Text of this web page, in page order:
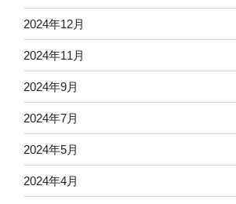
2024年12月
2024年11月
2024年9月
2024年7月
2024年5月
2024年4月